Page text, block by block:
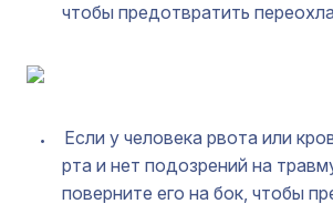
чтобы предотвратить
Если у человека рвота или
рта и нет подозрений на
поверните его на бок, чтобы